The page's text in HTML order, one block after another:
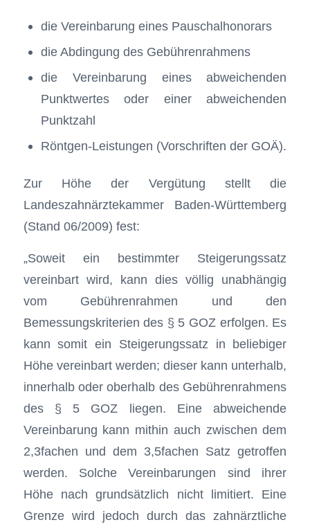
die Vereinbarung eines Pauschalhonorars
die Abdingung des Gebührenrahmens
die Vereinbarung eines abweichenden
Punktwertes oder einer abweichenden
Punktzahl
Röntgen-Leistungen (Vorschriften der GOÄ).
Zur Höhe der Vergütung stellt die
Landeszahnärztekammer Baden-Württemberg
(Stand 06/2009) fest:
„Soweit ein bestimmter Steigerungssatz
vereinbart wird, kann dies völlig unabhängig
vom Gebührenrahmen und den
Bemessungskriterien des § 5 GOZ erfolgen. Es
kann somit ein Steigerungssatz in beliebiger
Höhe vereinbart werden; dieser kann unterhalb,
innerhalb oder oberhalb des Gebührenrahmens
des § 5 GOZ liegen. Eine abweichende
Vereinbarung kann mithin auch zwischen dem
2,3fachen und dem 3,5fachen Satz getroffen
werden. Solche Vereinbarungen sind ihrer
Höhe nach grundsätzlich nicht limitiert. Eine
Grenze wird jedoch durch das zahnärztliche